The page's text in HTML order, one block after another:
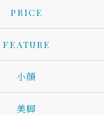
PRICE
FEATURE
小顔
美脚